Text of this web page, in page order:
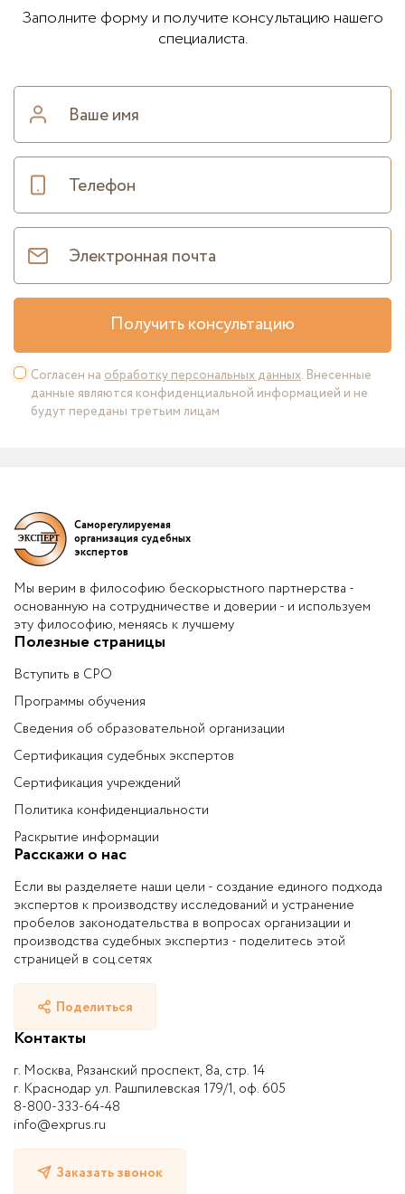
Заполните форму и получите консультацию нашего
специалиста.
Получить консультацию
Согласен на обработку персональных данных. Внесенные
данные являются конфиденциальной информацией и не
будут переданы третьим лицам
Саморегулируемая
организация судебных
экспертов
Мы верим в философию бескорыстного партнерства -
основанную на сотрудничестве и доверии - и используем
эту философию, меняясь к лучшему
Полезные страницы
Вступить в СРО
Программы обучения
Сведения об образовательной организации
Сертификация судебных экспертов
Сертификация учреждений
Политика конфиденциальности
Раскрытие информации
Расскажи о нас
Если вы разделяете наши цели - создание единого подхода
экспертов к производству исследований и устранение
пробелов законодательства в вопросах организации и
производства судебных экспертиз - поделитесь этой
страницей в соц.сетях
Поделиться
Контакты
г. Москва, Рязанский проспект, 8а, стр. 14
г. Краснодар ул. Рашпилевская 179/1, оф. 605
8-800-333-64-48
info@exprus.ru
Заказать звонок